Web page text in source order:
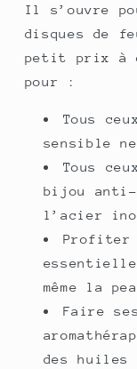
Il s’ouvre
disques de
petit prix
à
pour :
Tous
sensible
Tous
bijou anti-
l’acier
Profiter
même la
Faire
des huiles